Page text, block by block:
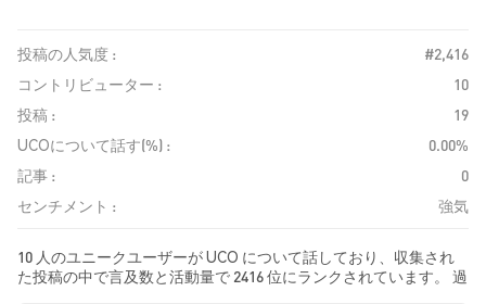
投稿の人気度 :
#2,416
コントリビューター :
10
投稿 :
19
UCOについて話す(%) :
0.00%
記事 :
0
センチメント :
強気
10 人のユニークユーザーが UCO について話しており、収集され
た投稿の中で言及数と活動量で 2416 位にランクされています。 過